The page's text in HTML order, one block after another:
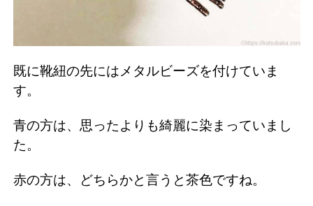
既に靴紐の先にはメタルビーズを付けていま
す。
青の方は、思ったよりも綺麗に染まっていまし
た。
赤の方は、どちらかと言うと茶色ですね。